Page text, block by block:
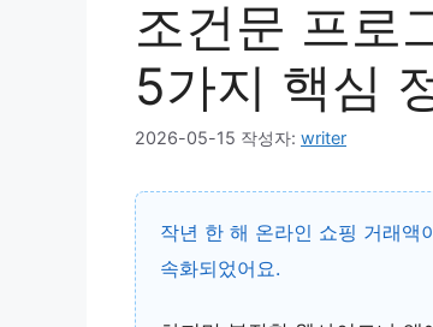
조건문 프로
5가지 핵심
2026-05-15 작성자: writer
작년 한 해 온라인 쇼핑 거래액
속화되었어요.